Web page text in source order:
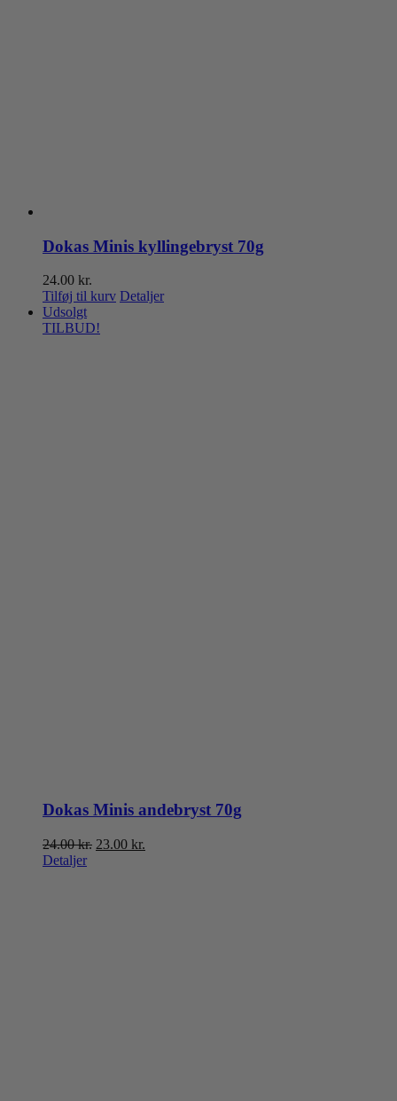
Dokas Minis kyllingebryst 70g
24.00 kr.
Tilføj til kurv Detaljer
Udsolgt
TILBUD!
Dokas Minis andebryst 70g
24.00kr. Den
23.00 kr.
Detaljer